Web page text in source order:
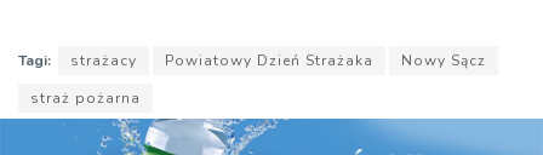
Tagi: strażacy Powiatowy Dzień Strażaka
Nowy Sącz
straż pożarna